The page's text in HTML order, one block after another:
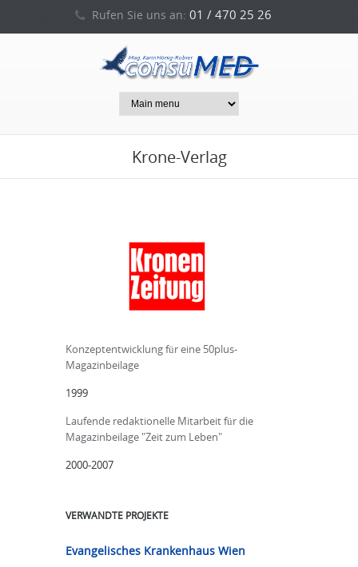
Rufen Sie uns an: 01 / 470 25 26
0664 / 212 53 94
Krone-Verlag
Konzeptentwicklung für eine 50plus-
Magazinbeilage
1999
Laufende redaktionelle Mitarbeit für die
Magazinbeilage "Zeit zum Leben"
2000-2007
VERWANDTE PROJEKTE
Evangelisches Krankenhaus Wien